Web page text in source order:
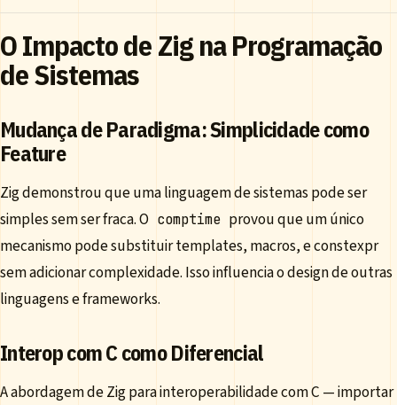
O Impacto de Zig na Programação
de Sistemas
Mudança de Paradigma: Simplicidade como
Feature
Zig demonstrou que uma linguagem de sistemas pode ser
simples sem ser fraca. O comptime provou que um único
mecanismo pode substituir templates, macros, e constexpr
sem adicionar complexidade. Isso influencia o design de outras
linguagens e frameworks.
Interop com C como Diferencial
A abordagem de Zig para interoperabilidade com C — importar